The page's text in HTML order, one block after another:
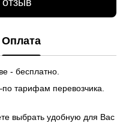
Оплата
- бесплатно.
тарифам перевозчика.
выбрать удобную для Вас